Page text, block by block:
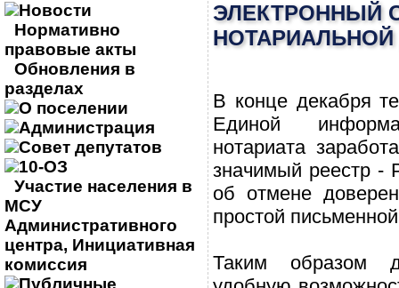
Новости
Нормативно
правовые акты
Обновления в
разделах
О поселении
Администрация
Совет депутатов
10-ОЗ
Участие населения в
МСУ
Административного
центра, Инициативная
комиссия
Публичные
ЭЛЕКТРОННЫЙ
В конце декабря
Единой
нотариата
значимый реестр -
об отмене
простой
Таким образом